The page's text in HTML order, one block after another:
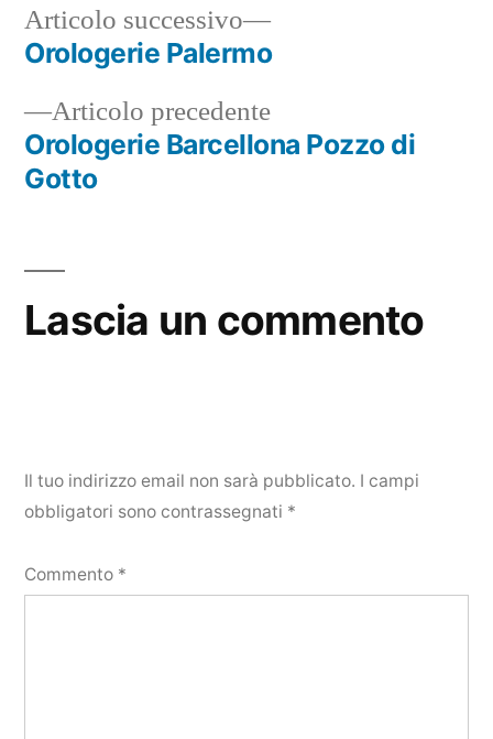
Navigazione
articoli
Articolo precedenteArticolo
precedente:
Orologerie Barcellona Pozzo di
Gotto
Articolo successivo
Articolo
successivo:
Orologerie Palermo
Lascia un commento
Il tuo indirizzo email non sarà pubblicato. I campi
obbligatori sono contrassegnati *
Commento *